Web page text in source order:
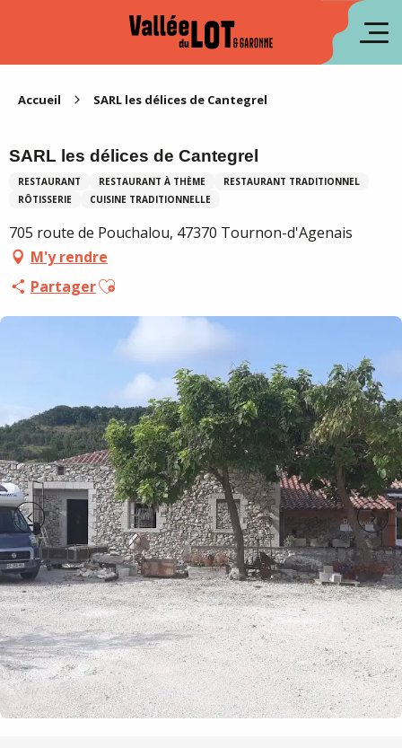
Accueil SARL les délices de Cantegrel
SARL les délices de Cantegrel
RESTAURANT RESTAURANT À THÈME
RESTAURANT TRADITIONNEL
RÔTISSERIE
CUISINE TRADITIONNELLE
705 route de Pouchalou, 47370 Tournon-d'Agenais
M'y rendre
PartagerAjouter aux favoris